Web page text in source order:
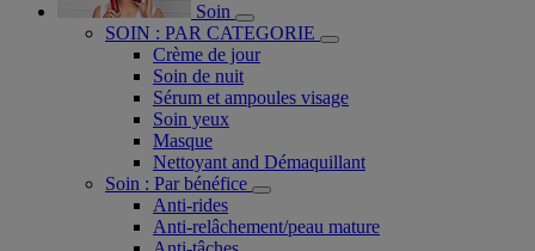
Soin
SOIN : PAR CATEGORIE
Crème de jour
Soin de nuit
Sérum et ampoules visage
Soin yeux
Masque
Nettoyant and Démaquillant
Soin : Par bénéfice
Anti-rides
Anti-relâchement/peau mature